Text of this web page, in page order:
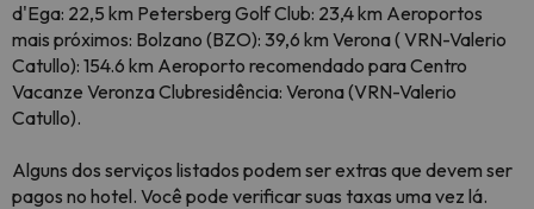
d'Ega: 22,5 km Petersberg Golf Club: 23,4 km Aeroportos
mais próximos: Bolzano (BZO): 39,6 km Verona ( VRN-Valerio
Catullo): 154.6 km Aeroporto recomendado para Centro
Vacanze Veronza Clubresidência: Verona (VRN-Valerio
Catullo).
Alguns dos serviços listados podem ser extras que devem ser
pagos no hotel. Você pode verificar suas taxas uma vez lá.